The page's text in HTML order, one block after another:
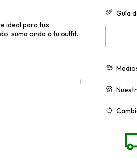
ideal para tus
suma onda a tu outfit.
Guía